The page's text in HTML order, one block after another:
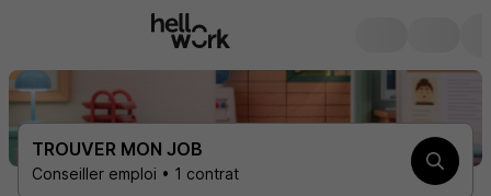
TROUVER MON JOB
Conseiller emploi • 1 contrat